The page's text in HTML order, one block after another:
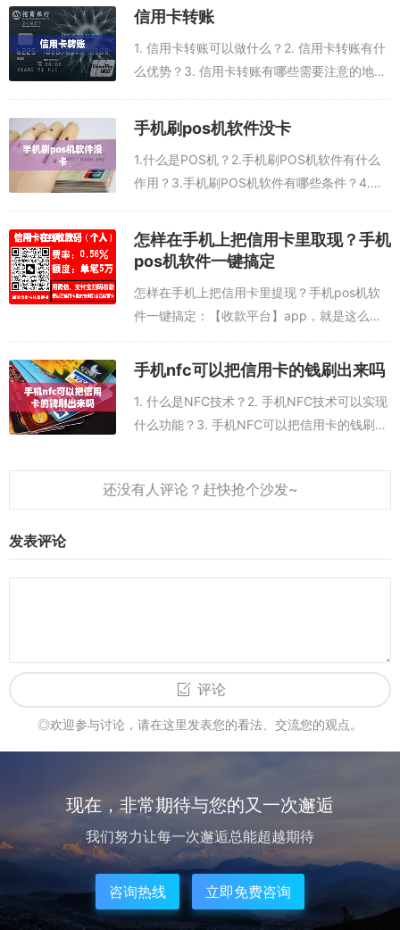
5、查看支付宝刷卡账单
最后，在无pos机刷卡软件中可以查看支付宝刷卡的账单，确认收款
以上就是关于支付宝无pos机刷卡软件的使用流程，使用无pos机刷卡
软件可以让收款更加方便，也可以让支付更加安全，因此受到了越来
越多用户的喜爱，可以说，无pos机刷卡软件是一种非常实用的应用
软件。
苹果手机当POS机有什么优势？1. 需要什么条
信用卡转账
1. 信用卡转账可以做什么？2. 信用卡转账有什
么优势？3. 信用卡转账有哪些需要注意的地
账有什么限制？信用卡转账是指通过信用卡账
户之间进行资金转移或购...
手机刷pos机软件没卡
1.什么是POS机？2.手机刷POS机软件有什么
作用？3.手机刷POS机软件有哪些条件？4.为
软件没卡的问题？1.什么是POS机？POS机，
即Point...
怎样在手机上把信用卡里取现？手机
pos机软件一键搞定
怎样在手机上把信用卡里提现？手机pos机软
件一键搞定：【收款平台】app，就是这么一
款手机pos机软件，用手机安装【收款平台】
app，就可以信用卡提现。可以在手机上提现
手机nfc可以把信用卡的钱刷出来吗
1. 什么是NFC技术？2. 手机NFC技术可以实现
什么功能？3. 手机NFC可以把信用卡的钱刷出
机NFC技术有什么优势？1. 什么是NFC技术？
NF...
发表评论
评论
◎欢迎参与讨论，请在这里发表您的看法、交流您的观点。
现在，非常期待与您的又一次邂逅
我们努力让每一次邂逅总能超越期待
咨询热线 立即免费咨询